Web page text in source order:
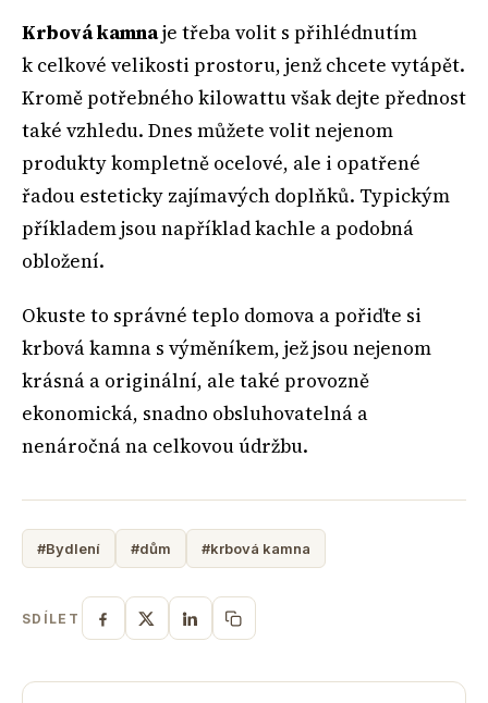
Krbová kamnaje třeba volit s přihlédnutím
k celkové velikosti prostoru, jenž chcete vytápět.
Kromě potřebného kilowattu však dejte přednost
také vzhledu. Dnes můžete volit nejenom
produkty kompletně ocelové, ale i opatřené
řadou esteticky zajímavých doplňků. Typickým
příkladem jsou například kachle a podobná
obložení.
Okuste to správné teplo domova a pořiďte si
krbová kamna s výměníkem, jež jsou nejenom
krásná a originální, ale také provozně
ekonomická, snadno obsluhovatelná a
nenáročná na celkovou údržbu.
#Bydlení #dům #krbová kamna
SDÍLET